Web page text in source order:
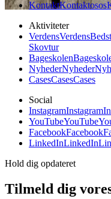
KontaktKontaktosos
Aktiviteter
VerdensVerdens
Skovtur
Bageskolen
NyhederNyheder
CasesCasesCases
Social
InstagramInstagram
YouTubeYouTube
FacebookFacebook
LinkedInLinkedIn
Hold dig opdateret
Tilmeld dig